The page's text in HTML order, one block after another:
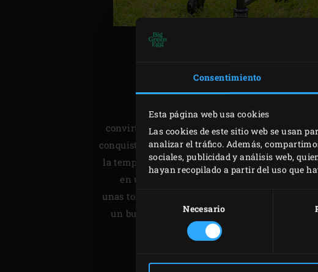
Consentimiento
Esta página web usa cookies
Las cookies de este sitio web se usan
analizar el tráfico. Además,
sociales, publicidad y análisis web,
hayan recopilado a partir del uso que
consentimiento
Necesario
La barbacoa evolucionó hacia algo
convirtiéndose en cocina al aire libre, y Big
conquistando también Europa. El carbón, el
la temperatura y la versatilidad de sus
en una auténtica cocina exterior. Desde
unas tortitas esponjosas o un guiso a fuego
un buen filete o unas verduras asadas, todo lo
en Big Green Egg gana un punto